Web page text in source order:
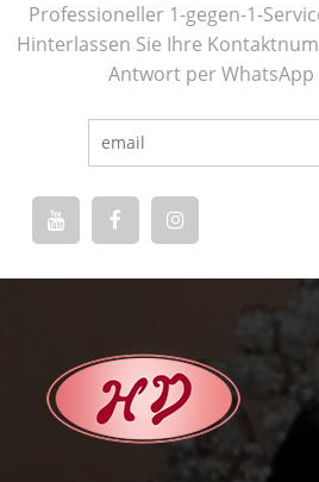
Professioneller 1-gegen-1-
Hinterlassen Sie Ihre
Antwort per WhatsApp